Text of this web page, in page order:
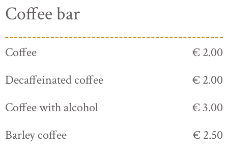
Coffee bar
Coffee
€ 2.00
Decaffeinated coffee
€ 2.00
Coffee with alcohol
€ 3.00
Barley coffee
€ 2.50